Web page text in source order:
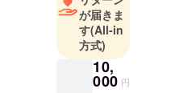
が届きま
す(All-in
方式)
10,
000 円